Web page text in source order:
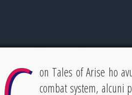
on Tales of Arise ho
combat system, alcuni